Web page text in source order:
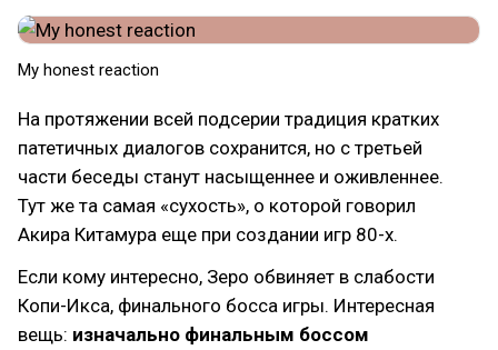
My honest reaction
На протяжении всей подсерии традиция кратких
патетичных диалогов сохранится, но с третьей
части беседы станут насыщеннее и оживленнее.
Тут же та самая «сухость», о которой говорил
Акира Китамура еще при создании игр 80-х.
Если кому интересно, Зеро обвиняет в слабости
Копи-Икса, финального босса игры. Интересная
вещь: изначально финальным боссом